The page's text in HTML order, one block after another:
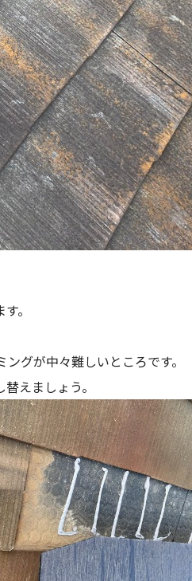
。
グが中々難しいところです。
えましょう。